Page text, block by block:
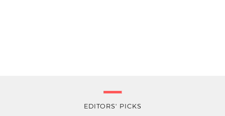
EDITORS' PICKS